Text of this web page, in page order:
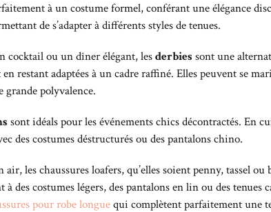
à un costume formel, conférant une élégance
de s’adapter à différents styles de tenues.
cocktail ou un dîner élégant, lesderbies sont une
restant adaptées à un cadre raffiné. Elles peuvent se
grande polyvalence.
sont idéals pour les événements chics décontractés. En
des costumes déstructurés ou des pantalons chino.
les chaussures loafers, qu’elles soient penny, tassel
des costumes légers, des pantalons en lin ou des tenues
pour robe longuequi complètent parfaitement une